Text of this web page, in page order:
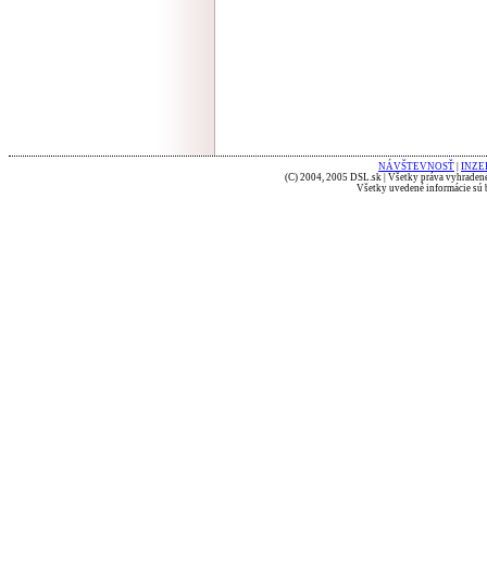
NÁVŠTEVNOSŤ
(C) 2004, 2005 DSL.sk | Všetky práva
Všetky uvedené informácie sú